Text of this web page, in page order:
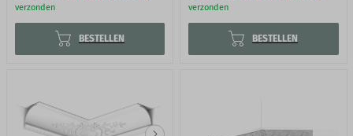
verzonden
BESTELLEN
verzonden
BESTELLEN